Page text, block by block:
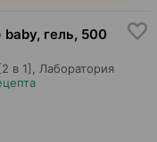
гель, 500
в 1],
Лаборатория